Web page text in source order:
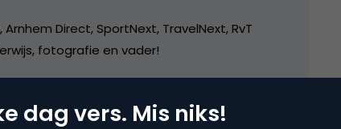
Direct, SportNext, TravelNext, RvT
fotografie en vader!
dag vers. Mis niks!